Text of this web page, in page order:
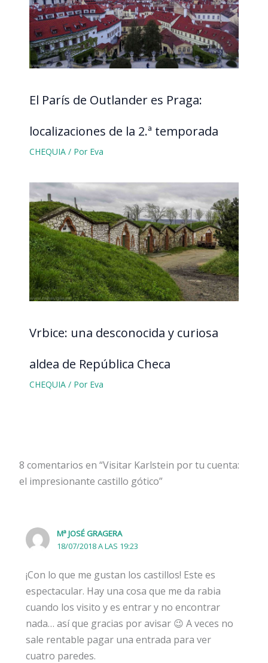
El París de Outlander es Praga:
localizaciones de la 2.ª temporada
CHEQUIA/ Por Eva
Vrbice: una desconocida y curiosa
aldea de República Checa
CHEQUIA/ Por Eva
8 comentarios en “Visitar Karlstein por tu cuenta:
el impresionante castillo gótico”
Mª JOSÉ GRAGERA
18/07/2018 A LAS 19:23
¡Con lo que me gustan los castillos! Este es
espectacular. Hay una cosa que me da rabia
cuando los visito y es entrar y no encontrar
nada… así que gracias por avisar 😉 A veces no
sale rentable pagar una entrada para ver
cuatro paredes.